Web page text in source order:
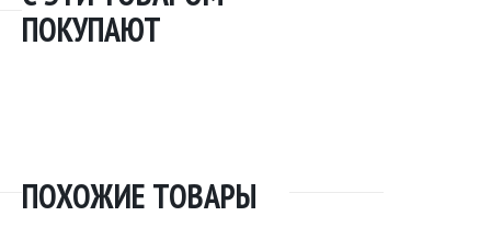
ПОКУПАЮТ
ПОХОЖИЕ ТОВАРЫ